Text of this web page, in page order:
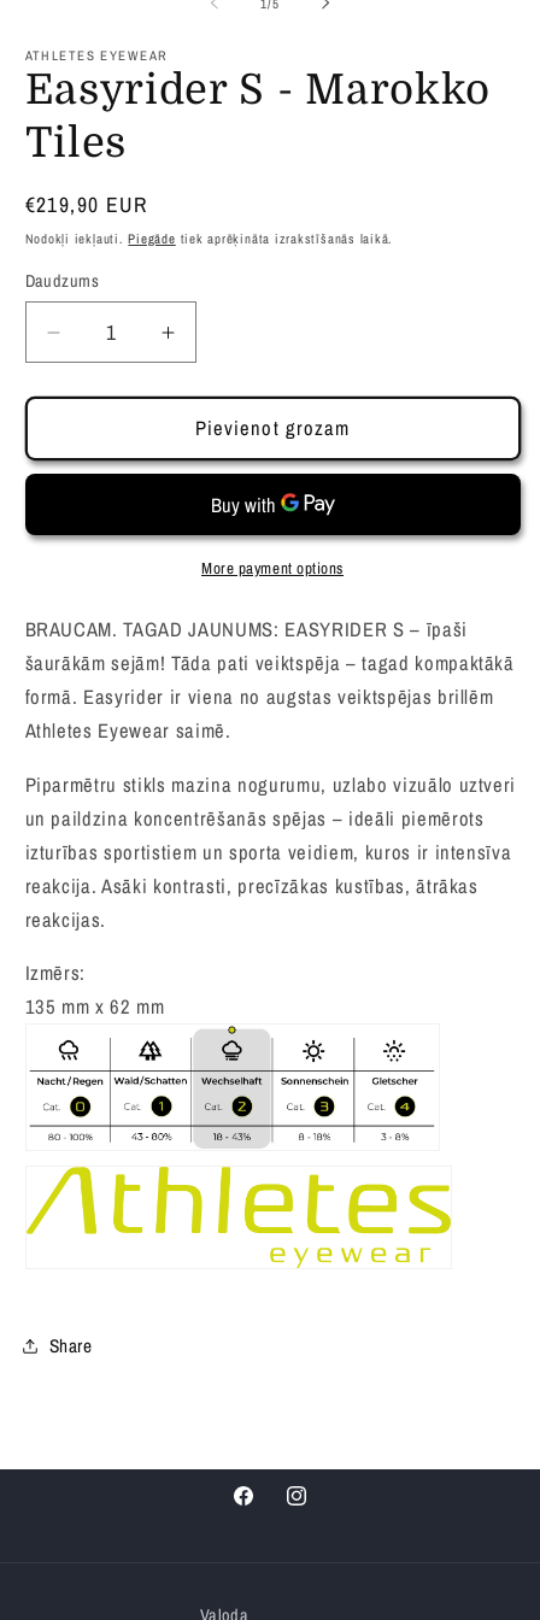
ATHLETES EYEWEAR
Easyrider S - Marokko
Tiles
Parastā
cena
€219,90 EUR
Nodokļi iekļauti.Piegāde tiek aprēķināta izrakstīšanās laikā.
Daudzums
Samazināt
daudzumu
produktam
S
-
Tiles
Palielināt
daudzumu
produktam
Easyrider
S
-
Marokko
Tiles
Pievienot grozam
More payment options
BRAUCAM. TAGAD JAUNUMS: EASYRIDER S – īpaši
šaurākām sejām! Tāda pati veiktspēja – tagad kompaktākā
formā. Easyrider ir viena no augstas veiktspējas brillēm
Athletes Eyewear saimē.
Piparmētru stikls mazina nogurumu, uzlabo vizuālo uztveri
un paildzina koncentrēšanās spējas – ideāli piemērots
izturības sportistiem un sporta veidiem, kuros ir intensīva
reakcija. Asāki kontrasti, precīzākas kustības, ātrākas
reakcijas.
Izmērs:
135 mm x 62 mm
Share
FacebookInstagram
Valoda